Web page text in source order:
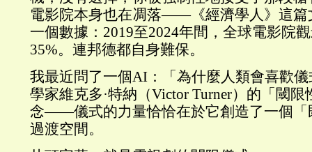
電影院本身也在凋落——《經濟學人》這篇
一個數據：2019至2024年間，全球電影院
35%。連邦德都自身難保。
我最近問了一個AI：「為什麼人類會喜歡
學家維克多·特納（Victor Turner）的「閾
念——儀式的力量恰恰在於它創造了一個「
過渡空間。